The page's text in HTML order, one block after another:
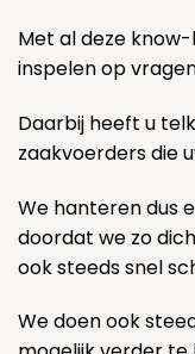
Met al deze
inspelen op
Daarbij heeft u
zaakvoerders die
We hanteren dus
doordat we zo
ook steeds snel
We doen ook